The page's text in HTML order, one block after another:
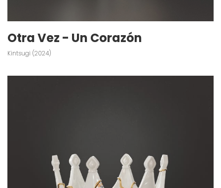
Otra Vez - Un Corazón
Kintsugi (2024)